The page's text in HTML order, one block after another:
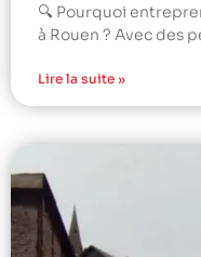
🔍 Pourquoi
à Rouen ? Avec des
Lire la suite »